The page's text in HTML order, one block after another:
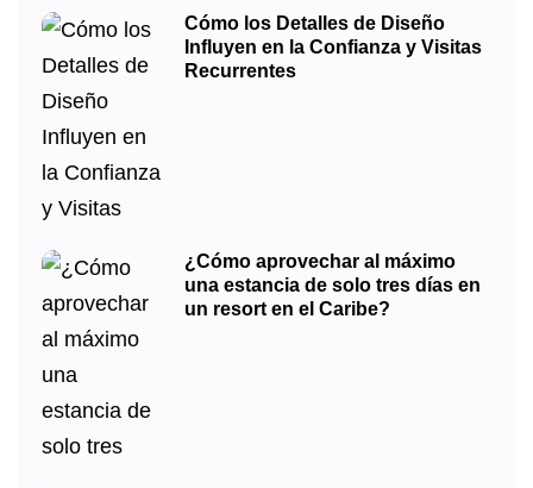
Cómo los Detalles de Diseño
Influyen en la Confianza y Visitas
Recurrentes
¿Cómo aprovechar al máximo
una estancia de solo tres días en
un resort en el Caribe?